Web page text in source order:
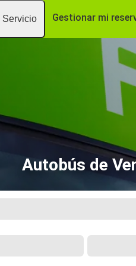
Servicio Gestionar mi
Autobús de